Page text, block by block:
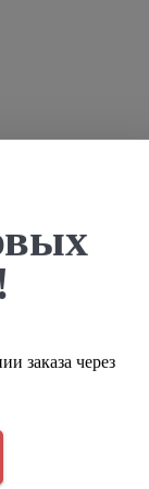
только
заказа через